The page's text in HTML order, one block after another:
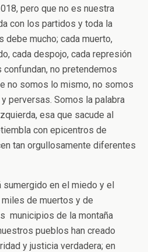
pero que no es nuestra
con los partidos y toda la
debe mucho; cada muerto,
cada despojo, cada represión
no pretendemos
no somos lo mismo, no somos
perversas. Somos la palabra
esa que sacude al
con epicentros de
tan orgullosamente diferentes
en el miedo y el
de muertos y de
municipios de la montaña
pueblos han creado
y justicia verdadera; en